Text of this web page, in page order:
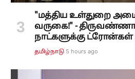
"மத்திய உள்துறை
வருகை!" -
நாட்களுக்கு
தமிழ்நாடு 5 hours ago